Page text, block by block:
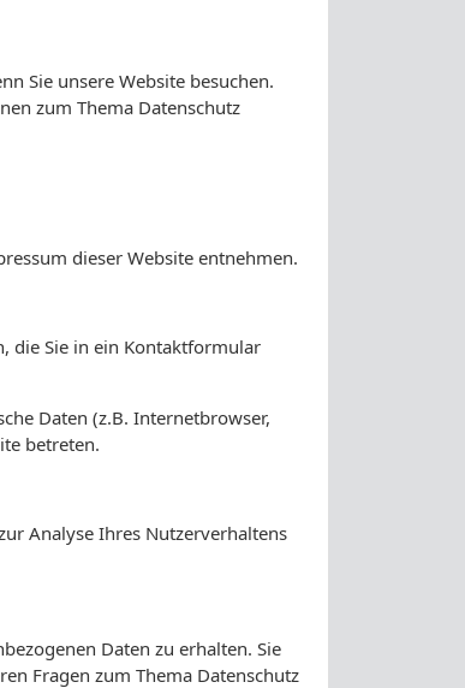
Sie unsere Website besuchen.
zum Thema Datenschutz
dieser Website entnehmen.
die Sie in ein Kontaktformular
Daten (z.B. Internetbrowser,
betreten.
Analyse Ihres Nutzerverhaltens
Daten zu erhalten. Sie
Fragen zum Thema Datenschutz